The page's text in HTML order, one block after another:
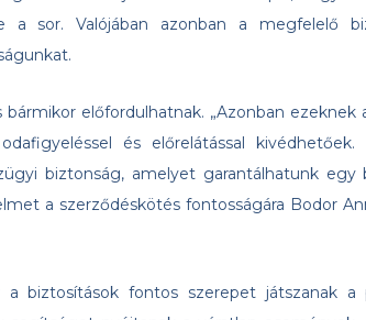
a sor. Valójában azonban a megfelelő
előfordulhatnak. „Azonban
és előrelátással
biztonság, amelyet garantálhatunk
a szerződéskötés fontosságára Bodor
biztosítások fontos szerepet játszanak a